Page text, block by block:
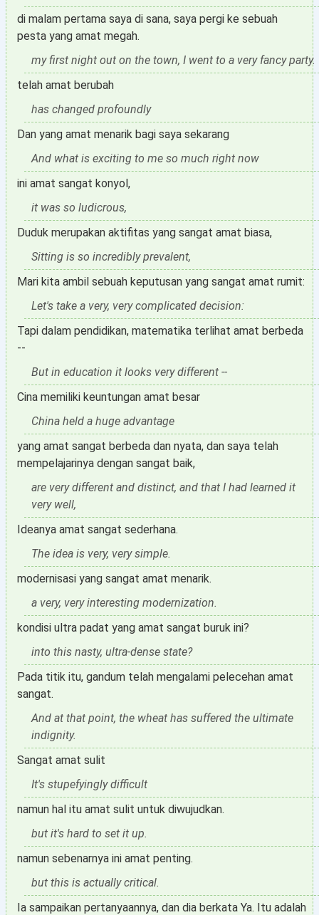
di malam pertama saya di sana, saya pergi ke sebuah
pesta yang amat megah.
my first night out on the town, I went to a very fancy party.
telah amat berubah
has changed profoundly
Dan yang amat menarik bagi saya sekarang
And what is exciting to me so much right now
ini amat sangat konyol,
it was so ludicrous,
Duduk merupakan aktifitas yang sangat amat biasa,
Sitting is so incredibly prevalent,
Mari kita ambil sebuah keputusan yang sangat amat rumit:
Let's take a very, very complicated decision:
Tapi dalam pendidikan, matematika terlihat amat berbeda
--
But in education it looks very different --
Cina memiliki keuntungan amat besar
China held a huge advantage
yang amat sangat berbeda dan nyata, dan saya telah
mempelajarinya dengan sangat baik,
are very different and distinct, and that I had learned it
very well,
Ideanya amat sangat sederhana.
The idea is very, very simple.
modernisasi yang sangat amat menarik.
a very, very interesting modernization.
kondisi ultra padat yang amat sangat buruk ini?
into this nasty, ultra-dense state?
Pada titik itu, gandum telah mengalami pelecehan amat
sangat.
And at that point, the wheat has suffered the ultimate
indignity.
Sangat amat sulit
It's stupefyingly difficult
namun hal itu amat sulit untuk diwujudkan.
but it's hard to set it up.
namun sebenarnya ini amat penting.
but this is actually critical.
Ia sampaikan pertanyaannya, dan dia berkata Ya. Itu adalah